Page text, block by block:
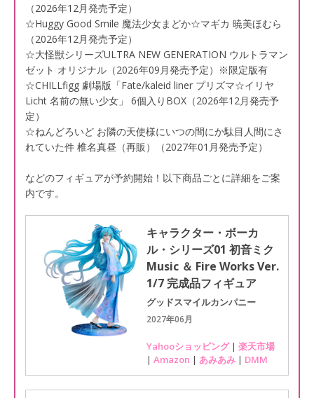
（2026年12月発売予定）
☆Huggy Good Smile 魔法少女まどか☆マギカ 暁美ほむら
（2026年12月発売予定）
☆大怪獣シリーズULTRA NEW GENERATION ウルトラマン
ゼット オリジナル（2026年09月発売予定）※限定版有
☆CHILLfigg 劇場版「Fate/kaleid liner プリズマ☆イリヤ
Licht 名前の無い少女」 6個入りBOX（2026年12月発売予
定）
☆ねんどろいど お隣の天使様にいつの間にか駄目人間にさ
れていた件 椎名真昼（再販）（2027年01月発売予定）
などのフィギュアが予約開始！以下商品ごとに詳細をご案
内です。
キャラクター・ボーカ
ル・シリーズ01 初音ミク
Music ＆ Fire Works Ver.
1/7 完成品フィギュア
グッドスマイルカンパニー
2027年06月
Yahooショッピング| 楽天市場
| Amazon | あみあみ | DMM